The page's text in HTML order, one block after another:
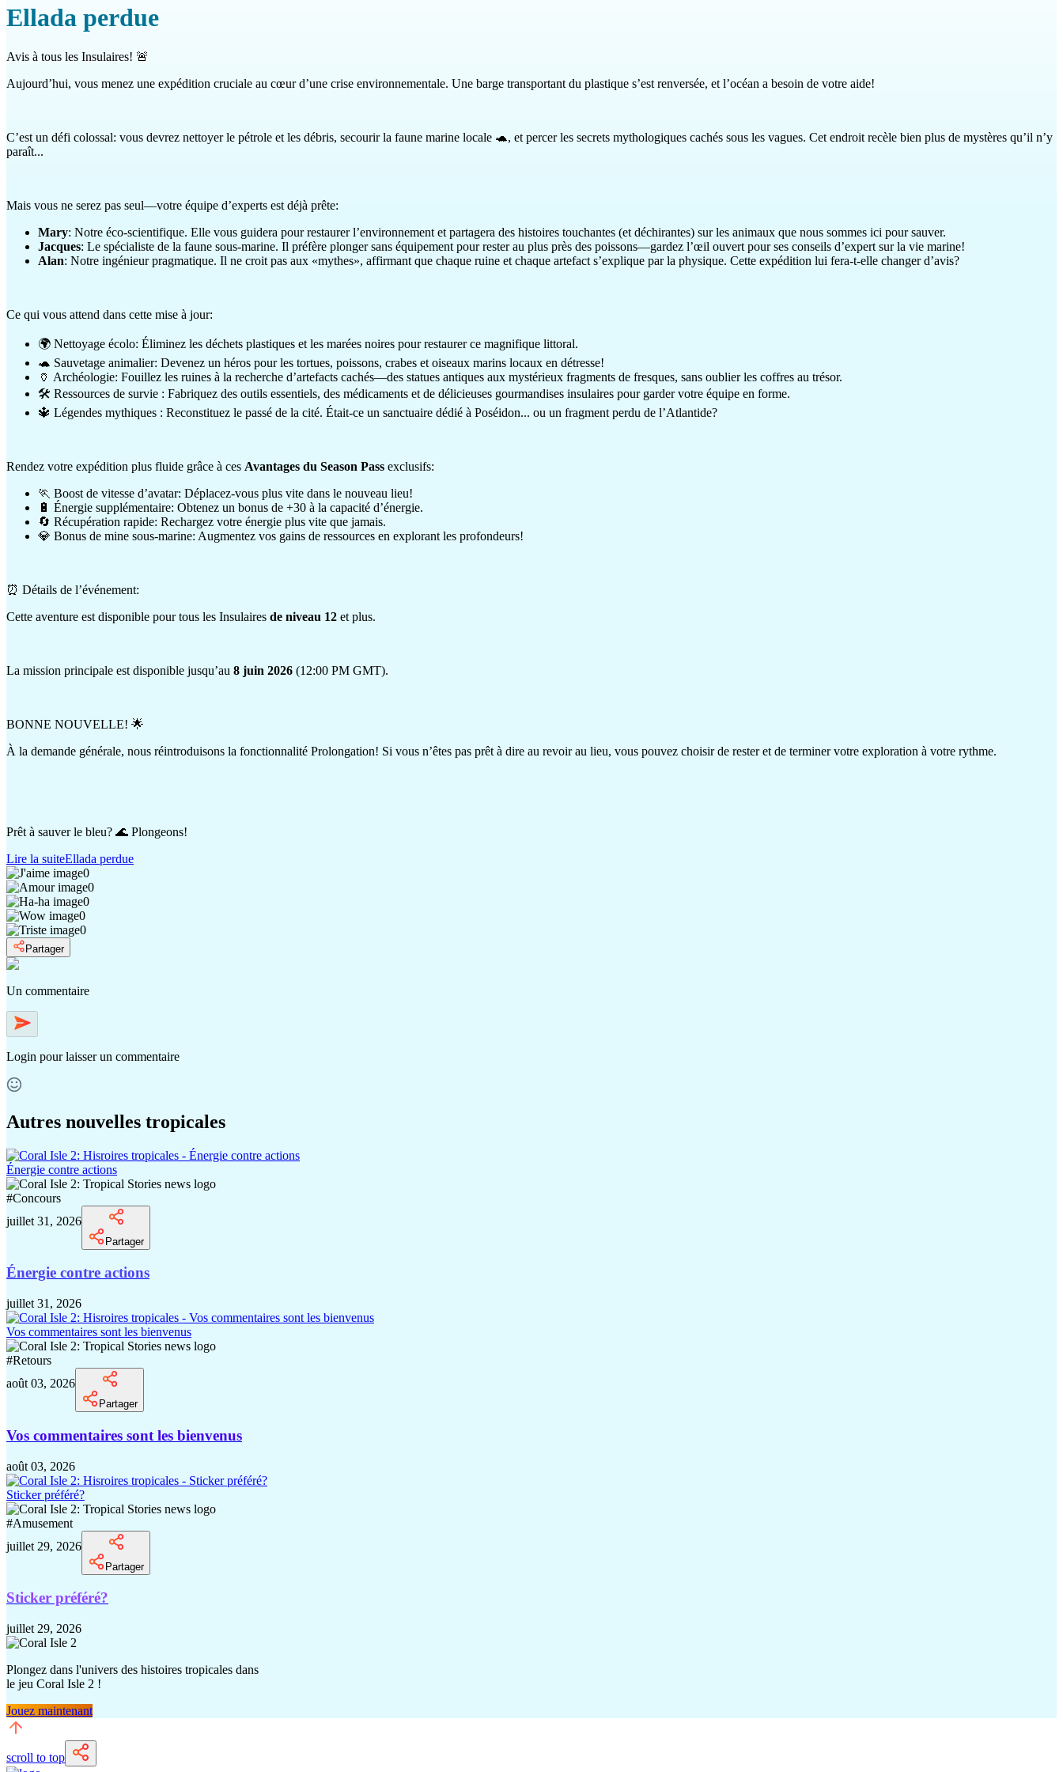
Ellada perdue
Avis à tous les Insulaires! 🚨
Aujourd’hui, vous menez une expédition cruciale au cœur d’une crise environnementale. Une barge transportant du plastique s’est renversée, et l’océan a besoin de votre aide!
C’est un défi colossal: vous devrez nettoyer le pétrole et les débris, secourir la faune marine locale 🐢, et percer les secrets mythologiques cachés sous les vagues. Cet endroit recèle bien plus de mystères qu’il n’y
paraît...
Mais vous ne serez pas seul—votre équipe d’experts est déjà prête:
Mary: Notre éco-scientifique. Elle vous guidera pour restaurer l’environnement et partagera des histoires touchantes (et déchirantes) sur les animaux que nous sommes ici pour sauver.
Jacques: Le spécialiste de la faune sous-marine. Il préfère plonger sans équipement pour rester au plus près des poissons—gardez l’œil ouvert pour ses conseils d’expert sur la vie marine!
Alan: Notre ingénieur pragmatique. Il ne croit pas aux «mythes», affirmant que chaque ruine et chaque artefact s’explique par la physique. Cette expédition lui fera-t-elle changer d’avis?
Ce qui vous attend dans cette mise à jour:
🌍 Nettoyage écolo: Éliminez les déchets plastiques et les marées noires pour restaurer ce magnifique littoral.
🐢 Sauvetage animalier: Devenez un héros pour les tortues, poissons, crabes et oiseaux marins locaux en détresse!
🏺 Archéologie: Fouillez les ruines à la recherche d’artefacts cachés—des statues antiques aux mystérieux fragments de fresques, sans oublier les coffres au trésor.
🛠️ Ressources de survie : Fabriquez des outils essentiels, des médicaments et de délicieuses gourmandises insulaires pour garder votre équipe en forme.
🔱 Légendes mythiques : Reconstituez le passé de la cité. Était-ce un sanctuaire dédié à Poséidon... ou un fragment perdu de l’Atlantide?
Rendez votre expédition plus fluide grâce à ces Avantages du Season Pass exclusifs:
🏃 Boost de vitesse d’avatar: Déplacez-vous plus vite dans le nouveau lieu!
🔋 Énergie supplémentaire: Obtenez un bonus de +30 à la capacité d’énergie.
🔄 Récupération rapide: Rechargez votre énergie plus vite que jamais.
💎 Bonus de mine sous-marine: Augmentez vos gains de ressources en explorant les profondeurs!
⏰ Détails de l’événement:
Cette aventure est disponible pour tous les Insulaires de niveau 12 et plus.
La mission principale est disponible jusqu’au 8 juin 2026 (12:00 PM GMT).
BONNE NOUVELLE! 🌟
À la demande générale, nous réintroduisons la fonctionnalité Prolongation! Si vous n’êtes pas prêt à dire au revoir au lieu, vous pouvez choisir de rester et de terminer votre exploration à votre rythme.
Prêt à sauver le bleu? 🌊 Plongeons!
Lire la suiteEllada perdue
0
0
0
0
0
Partager
Un commentaire
Login pour laisser un commentaire
Autres nouvelles tropicales
Énergie contre actions
#Concours
juillet 31, 2026
Partager
Énergie contre actions
juillet 31, 2026
Vos commentaires sont les bienvenus
#Retours
août 03, 2026
Partager
Vos commentaires sont les bienvenus
août 03, 2026
Sticker préféré?
#Amusement
juillet 29, 2026
Partager
Sticker préféré?
juillet 29, 2026
Plongez dans l'univers des histoires tropicales dans
le jeu Coral Isle 2 !
Jouez maintenant
scroll to top